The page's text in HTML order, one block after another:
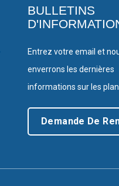
BULLETINS
Entrez votre email et
enverrons les dernières
informations sur les
Demande De